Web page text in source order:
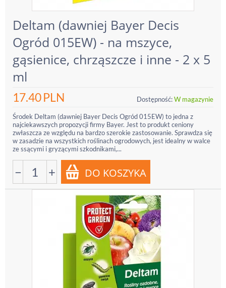
Deltam (dawniej Bayer Decis
Ogród 015EW) - na mszyce,
gąsienice, chrząszcze i inne - 2 x 5
ml
17.40PLN Dostępność:W magazynie
Środek Deltam (dawniej Bayer Decis Ogród 015EW) to jedna z
najciekawszych propozycji firmy Bayer. Jest to produkt ceniony
zwłaszcza ze względu na bardzo szerokie zastosowanie. Sprawdza się
w zasadzie na wszystkich roślinach ogrodowych, jest idealny w walce
ze ssącymi i gryzącymi szkodnikami,...
− +